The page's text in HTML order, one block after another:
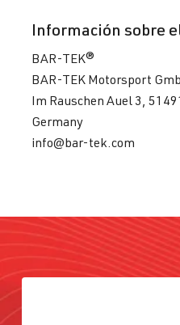
Información sobre
BAR-TEK®
BAR-TEK Motorsport
Im Rauschen Auel 3,
Germany
info@bar-tek.com